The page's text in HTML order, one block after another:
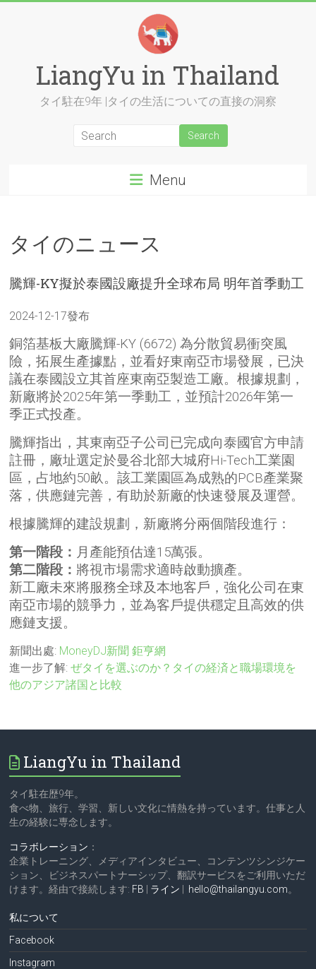
LiangYu in Thailand
タイ駐在9年 |タイの生活についての直接の洞察
Menu
タイのニュース
騰輝-KY擬於泰國設廠提升全球布局 明年首季動工
2024-12-17發布
銅箔基板大廠騰輝-KY (6672) 為分散貿易衝突風
險，拓展生產據點，並看好東南亞市場發展，已決
議在泰國設立其首座東南亞製造工廠。根據規劃，
新廠將於2025年第一季動工，並預計2026年第一
季正式投產。
騰輝指出，其東南亞子公司已完成向泰國官方申請
註冊，廠址選定於曼谷北部大城府Hi-Tech工業園
區，占地約50畝。該工業園區為成熟的PCB產業聚
落，供應鏈完善，有助於新廠的快速發展及運營。
根據騰輝的建設規劃，新廠將分兩個階段進行：
第一階段： 月產能預估達15萬張。
第二階段： 將視市場需求適時啟動擴產。
新工廠未來將服務全球及本地客戶，強化公司在東
南亞市場的競爭力，並為客戶提供穩定且高效的供
應鏈支援。
新聞出處: MoneyDJ新聞 鉅亨網
進一步了解:ぜタイを選ぶのか？タイの経済と職場環境を
他のアジア諸国と比較
LiangYu in Thailand
タイ駐在歴9年。
食べ物、旅行、学習、新しい文化に情熱を持っています。仕事と人
生の経験に専念します。
コラボレーション ：
企業トレーニング、メディアインタビュー、コンテンツシンジケー
ション、ビジネスパートナーシップ、翻訳サービスをご利用いただ
けます。経由で接続します: FB ライン hello@thailangyu.com。
私について
Facebook
Instagram